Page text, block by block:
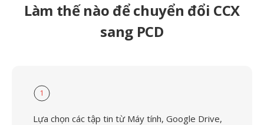
Làm thế nào để chuyển đổi CCX
sang PCD
1
Lựa chọn các tập tin từ Máy tính, Google Drive,